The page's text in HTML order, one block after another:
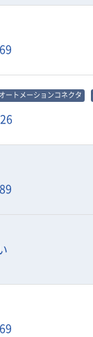
オートメーションコネクタ